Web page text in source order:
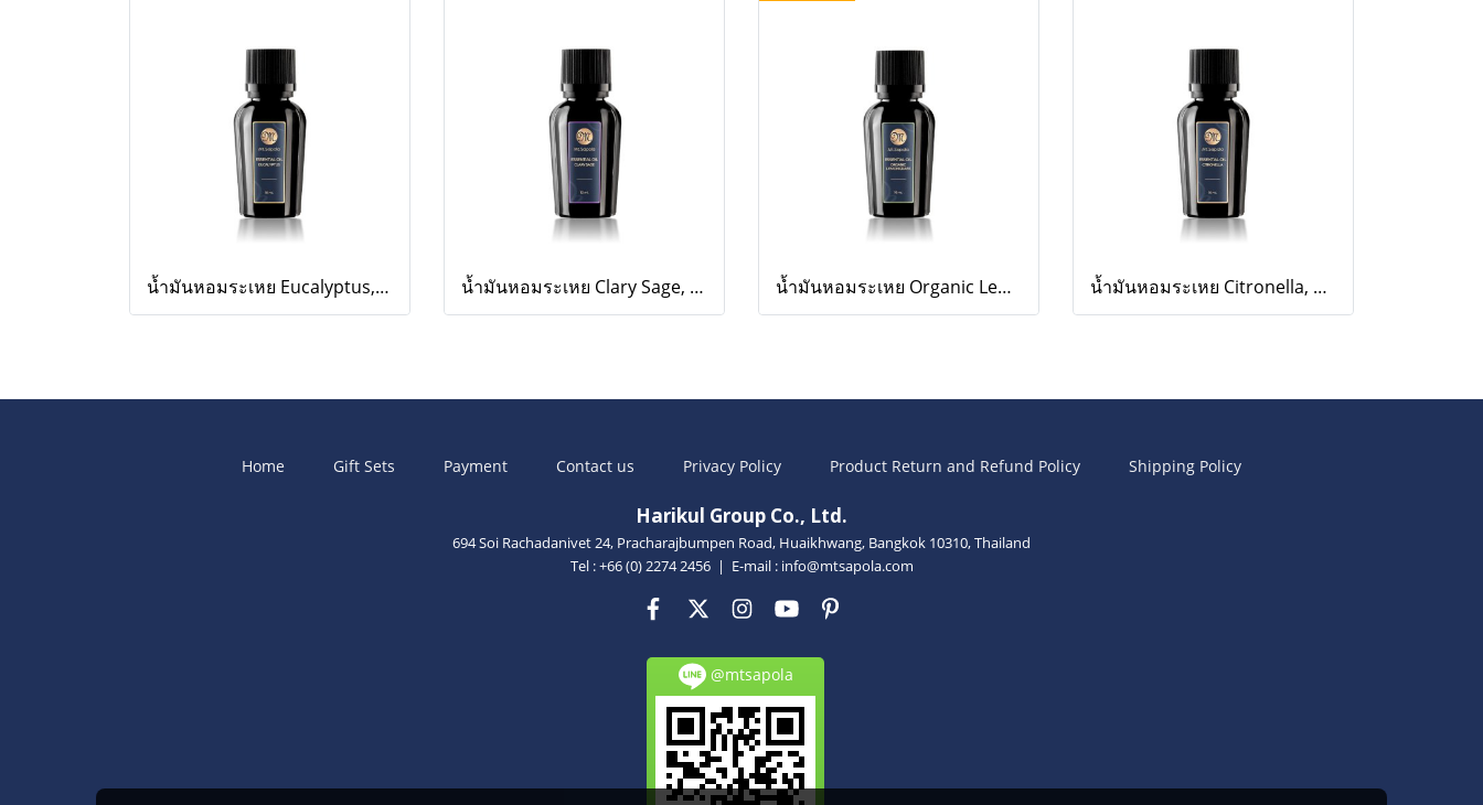
น้ำมันหอมระเหย Eucalyptus, 10 ml. น้ำมันหอมระเหย Clary Sage, 10ml. น้ำมันหอมระเหย Organic Lemongrass, 10ml. น้ำมันหอมระเหย Citronella, 10 ml.
Home Gift Sets Payment Contact us Privacy Policy Product Return and Refund Policy Shipping Policy
Harikul Group Co., Ltd.
694 Soi Rachadanivet 24, Pracharajbumpen Road, Huaikhwang, Bangkok 10310, Thailand
Tel : +66 (0) 2274 2456 | E-mail : info@mtsapola.com
@mtsapola